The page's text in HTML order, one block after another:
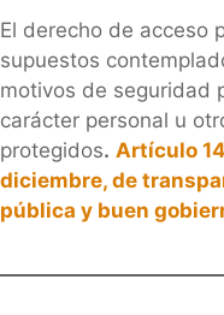
El derecho de acceso
supuestos
motivos de seguridad
carácter personal u
protegidos. Artículo
diciembre, de
pública y buen